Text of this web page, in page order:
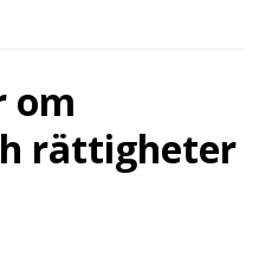
om
rättigheter